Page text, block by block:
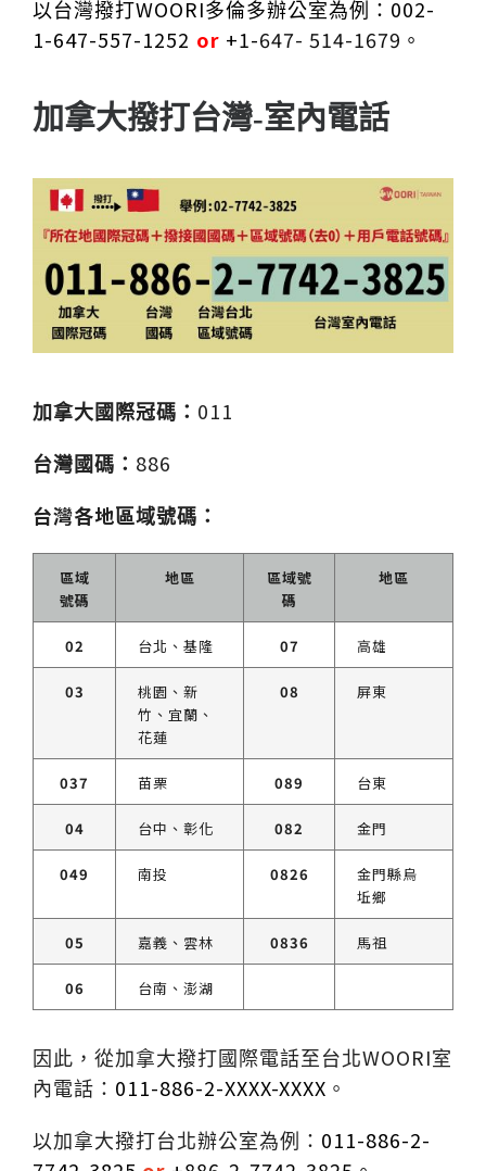
以台灣撥打WOORI多倫多辦公室為例： 002-
1-647-557-1252 or +1-647- 514-1679 。
加拿大撥打台灣-室內電話
加拿大國際冠碼： 011
台灣國碼： 886
台灣各地區域號碼：
區域
號碼
地區
區域號
碼
地區
02 台北、基隆 07 高雄
03
桃園、新
竹、宜蘭、
花蓮
08 屏東
037 苗栗 089 台東
04 台中、彰化 082 金門
049 南投 0826
金門縣烏
坵鄉
05 嘉義、雲林 0836 馬祖
06 台南、澎湖
因此，從加拿大撥打國際電話至台北WOORI室
內電話： 011-886-2-XXXX-XXXX 。
以加拿大撥打台北辦公室為例： 011-886-2-